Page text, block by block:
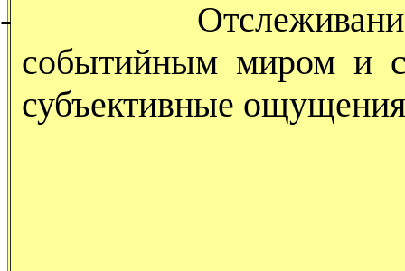
-
событийным миром и
субъективные